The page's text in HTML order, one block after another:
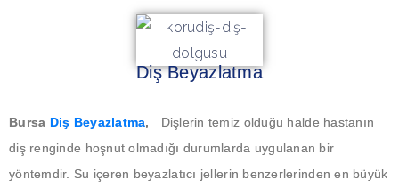
Diş Beyazlatma
Bursa Diş Beyazlatma, Dişlerin temiz olduğu halde hastanın
diş renginde hoşnut olmadığı durumlarda uygulanan bir
yöntemdir. Su içeren beyazlatıcı jellerin benzerlerinden en büyük